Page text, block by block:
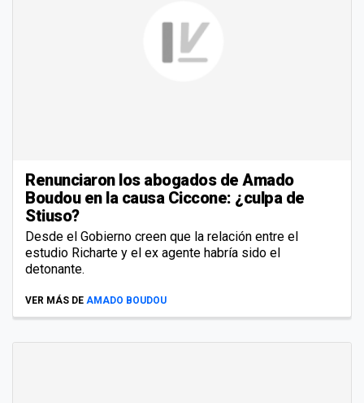
Renunciaron los abogados de Amado
Boudou en la causa Ciccone: ¿culpa de
Stiuso?
Desde el Gobierno creen que la relación entre el
estudio Richarte y el ex agente habría sido el
detonante.
VER MÁS DE AMADO BOUDOU